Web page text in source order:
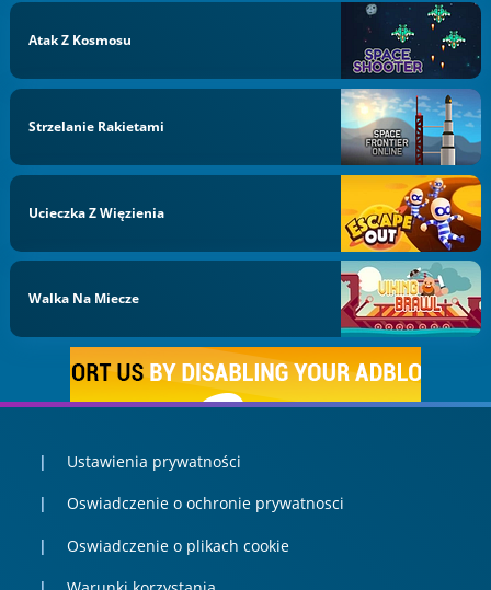
Atak Z Kosmosu
Strzelanie Rakietami
Ucieczka Z Więzienia
Walka Na Miecze
Ustawienia prywatności
Oswiadczenie o ochronie prywatnosci
Oswiadczenie o plikach cookie